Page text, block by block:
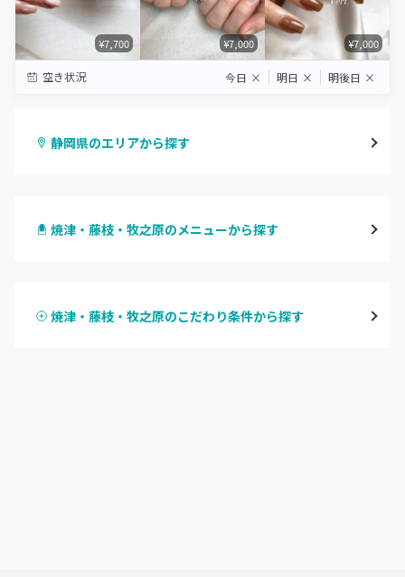
¥7,700 ¥7,000 ¥7,000
空き状況 今日 × 明日 × 明後日 ×
静岡県のエリアから探す
浜松
焼津・藤枝・牧之原のメニューから探す
ハンドスカルプ
焼津・藤枝・牧之原のこだわり条件から探す